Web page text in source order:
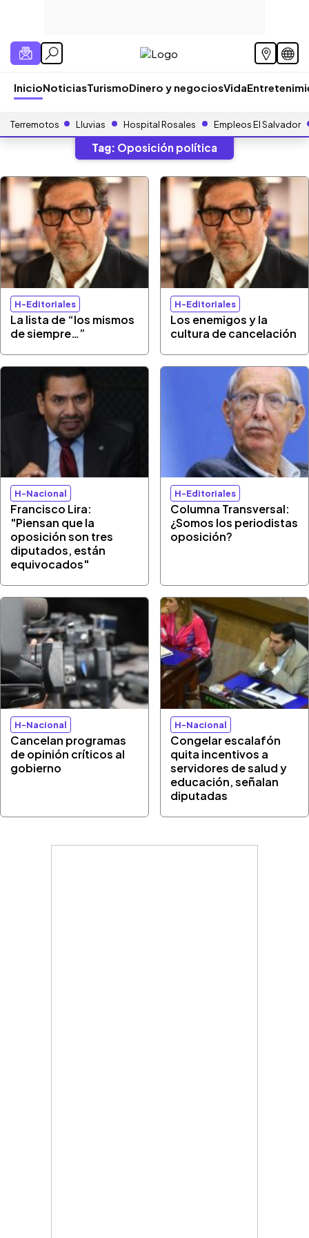
InicioNoticiasTurismoDinero y negociosVida
Terremotos Lluvias Hospital Rosales Empleos El Salvador
Tag: Oposición política
H-Editoriales
La lista de “los mismos
de siempre…”
H-Editoriales
Los enemigos y la
cultura de cancelación
H-Nacional
Francisco Lira:
"Piensan que la
oposición son tres
diputados, están
equivocados"
H-Editoriales
Columna Transversal:
¿Somos los periodistas
oposición?
H-Nacional
Cancelan programas
de opinión críticos al
gobierno
H-Nacional
Congelar escalafón
quita incentivos a
servidores de salud y
educación, señalan
diputadas